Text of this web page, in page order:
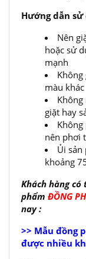
Hướng dẫn
Nên
hoặc sử
mạnh
màu khác
giặt hay
nên phơi
Ủi sản
khoảng
Khách hàng
phẩm ĐỒNG
nay :
>> Mẫu đồng
được nhiều